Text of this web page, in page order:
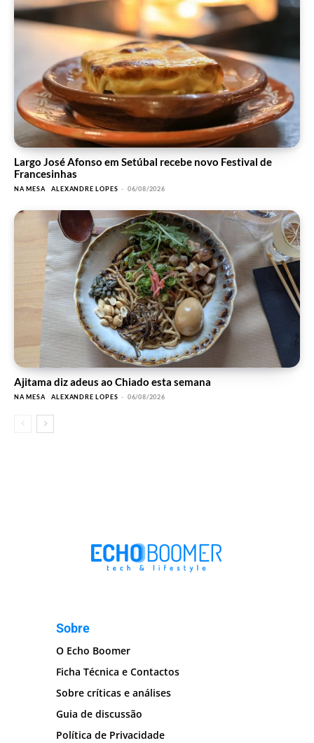
Largo José Afonso em Setúbal recebe novo Festival de
Francesinhas
NA MESA ALEXANDRE LOPES - 06/08/2026
Ajitama diz adeus ao Chiado esta semana
NA MESA ALEXANDRE LOPES - 06/08/2026
Sobre
O Echo Boomer
Ficha Técnica e Contactos
Sobre críticas e análises
Guia de discussão
Política de Privacidade